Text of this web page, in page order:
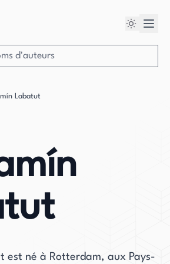
Labatut
est né à Rotterdam, aux Pays-